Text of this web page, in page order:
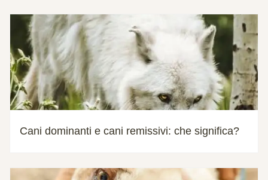
Cani dominanti e cani remissivi: che significa?